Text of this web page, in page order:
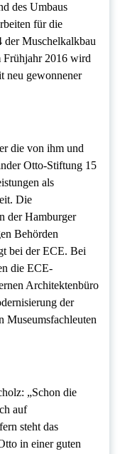
des Umbaus
für die
der Muschelkalkbau
Frühjahr 2016 wird
neu gewonnener
die von ihm und
Otto-Stiftung 15
als
Die
der Hamburger
Behörden
bei der ECE. Bei
die ECE-
Architektenbüro
der
Museumsfachleuten
„Schon die
auf
steht das
in einer guten